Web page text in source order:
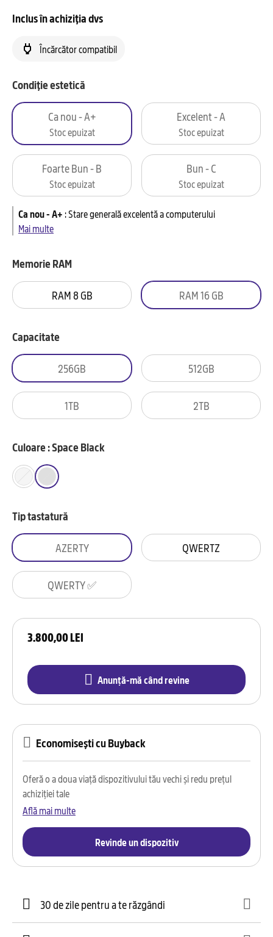
Inclus în achiziția dvs
Încărcător compatibil
3.800,00 LEI
Anunță-mă când revine
Condiție estetică
Ca nou - A+
Stoc epuizat
Excelent - A
Stoc epuizat
Foarte Bun - B
Stoc epuizat
Bun - C
Stoc epuizat
Ca nou - A+ :Stare generală excelentă a computerului
Mai multe
Memorie RAM
RAM 8 GB RAM 16 GB
Capacitate
256GB 512GB
1TB 2TB
Culoare : Space Black
Tip tastatură
AZERTY QWERTZ
QWERTY ✅
Economisești cu Buyback
Oferă o a doua viață dispozitivului tău vechi și redu prețul
achiziției tale
Află mai multe
Revinde un dispozitiv
30 de zile pentru a te răzgândi